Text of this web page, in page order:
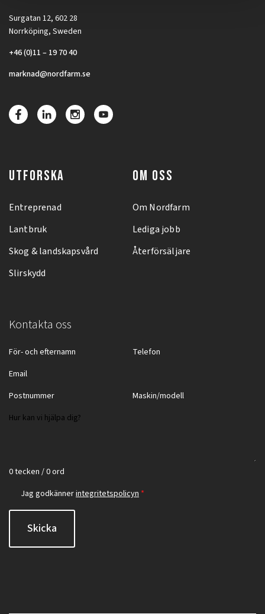
Surgatan 12, 602 28
Norrköping, Sweden
+46 (0)11 – 19 70 40
marknad@nordfarm.se
UTFORSKA
Entreprenad
Lantbruk
Skog & landskapsvård
Slirskydd
OM OSS
Om Nordfarm
Lediga jobb
Återförsäljare
Kontakta oss
0 tecken / 0 ord
Jag godkännerintegritetspolicyn *
Skicka